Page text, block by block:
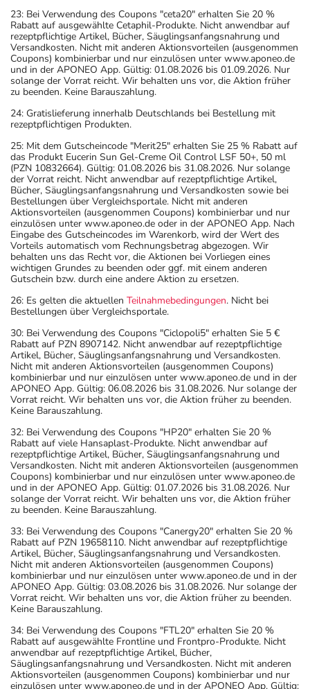
23: Bei Verwendung des Coupons "ceta20" erhalten Sie 20 %
Rabatt auf ausgewählte Cetaphil-Produkte. Nicht anwendbar auf
rezeptpflichtige Artikel, Bücher, Säuglingsanfangsnahrung und
Versandkosten. Nicht mit anderen Aktionsvorteilen (ausgenommen
Coupons) kombinierbar und nur einzulösen unter www.aponeo.de
und in der APONEO App. Gültig: 01.08.2026 bis 01.09.2026. Nur
solange der Vorrat reicht. Wir behalten uns vor, die Aktion früher
zu beenden. Keine Barauszahlung.
24: Gratislieferung innerhalb Deutschlands bei Bestellung mit
rezeptpflichtigen Produkten.
25: Mit dem Gutscheincode "Merit25" erhalten Sie 25 % Rabatt auf
das Produkt Eucerin Sun Gel-Creme Oil Control LSF 50+, 50 ml
(PZN 10832664). Gültig: 01.08.2026 bis 31.08.2026. Nur solange
der Vorrat reicht. Nicht anwendbar auf rezeptpflichtige Artikel,
Bücher, Säuglingsanfangsnahrung und Versandkosten sowie bei
Bestellungen über Vergleichsportale. Nicht mit anderen
Aktionsvorteilen (ausgenommen Coupons) kombinierbar und nur
einzulösen unter www.aponeo.de oder in der APONEO App. Nach
Eingabe des Gutscheincodes im Warenkorb, wird der Wert des
Vorteils automatisch vom Rechnungsbetrag abgezogen. Wir
behalten uns das Recht vor, die Aktionen bei Vorliegen eines
wichtigen Grundes zu beenden oder ggf. mit einem anderen
Gutschein bzw. durch eine andere Aktion zu ersetzen.
26: Es gelten die aktuellen Teilnahmebedingungen. Nicht bei
Bestellungen über Vergleichsportale.
30: Bei Verwendung des Coupons "Ciclopoli5" erhalten Sie 5 €
Rabatt auf PZN 8907142. Nicht anwendbar auf rezeptpflichtige
Artikel, Bücher, Säuglingsanfangsnahrung und Versandkosten.
Nicht mit anderen Aktionsvorteilen (ausgenommen Coupons)
kombinierbar und nur einzulösen unter www.aponeo.de und in der
APONEO App. Gültig: 06.08.2026 bis 31.08.2026. Nur solange der
Vorrat reicht. Wir behalten uns vor, die Aktion früher zu beenden.
Keine Barauszahlung.
32: Bei Verwendung des Coupons "HP20" erhalten Sie 20 %
Rabatt auf viele Hansaplast-Produkte. Nicht anwendbar auf
rezeptpflichtige Artikel, Bücher, Säuglingsanfangsnahrung und
Versandkosten. Nicht mit anderen Aktionsvorteilen (ausgenommen
Coupons) kombinierbar und nur einzulösen unter www.aponeo.de
und in der APONEO App. Gültig: 01.07.2026 bis 31.08.2026. Nur
solange der Vorrat reicht. Wir behalten uns vor, die Aktion früher
zu beenden. Keine Barauszahlung.
33: Bei Verwendung des Coupons "Canergy20" erhalten Sie 20 %
Rabatt auf PZN 19658110. Nicht anwendbar auf rezeptpflichtige
Artikel, Bücher, Säuglingsanfangsnahrung und Versandkosten.
Nicht mit anderen Aktionsvorteilen (ausgenommen Coupons)
kombinierbar und nur einzulösen unter www.aponeo.de und in der
APONEO App. Gültig: 03.08.2026 bis 31.08.2026. Nur solange der
Vorrat reicht. Wir behalten uns vor, die Aktion früher zu beenden.
Keine Barauszahlung.
34: Bei Verwendung des Coupons "FTL20" erhalten Sie 20 %
Rabatt auf ausgewählte Frontline und Frontpro-Produkte. Nicht
anwendbar auf rezeptpflichtige Artikel, Bücher,
Säuglingsanfangsnahrung und Versandkosten. Nicht mit anderen
Aktionsvorteilen (ausgenommen Coupons) kombinierbar und nur
einzulösen unter www.aponeo.de und in der APONEO App. Gültig: